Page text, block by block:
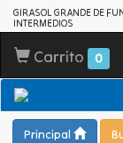
GIRASOL GRANDE DE
INTERMEDIOS
Carrito 0
Principal